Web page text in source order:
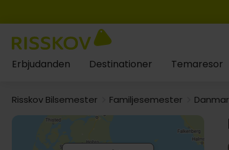
Erbjudanden Destinationer Temaresor
Risskov Bilsemester Familjesemester